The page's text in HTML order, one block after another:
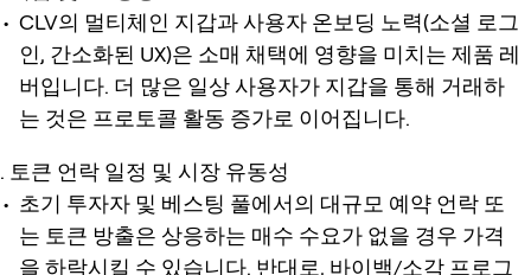
CLV의 멀티체인 지갑과 사용자 온보딩 노력(소셜 로그
인, 간소화된 UX)은 소매 채택에 영향을 미치는 제품 레
버입니다. 더 많은 일상 사용자가 지갑을 통해 거래하
는 것은 프로토콜 활동 증가로 이어집니다.
토큰 언락 일정 및 시장 유동성
초기 투자자 및 베스팅 풀에서의 대규모 예약 언락 또
는 토큰 방출은 상응하는 매수 수요가 없을 경우 가격
을 하락시킬 수 있습니다. 반대로, 바이백/소각 프로그